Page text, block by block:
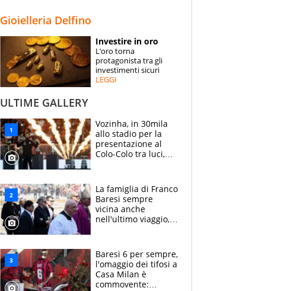
ESPERTI
CONTATTI
Gioielleria Delfino
Investire in oro
L’oro torna
protagonista tra gli
investimenti sicuri
LEGGI
ULTIME GALLERY
Vozinha, in 30mila
allo stadio per la
presentazione al
Colo-Colo tra luci,
La famiglia di Franco
Baresi sempre
vicina anche
nell'ultimo viaggio,
circondati
dall'affetto dei tifosi
Baresi 6 per sempre,
l'omaggio dei tifosi a
Casa Milan è
commovente: